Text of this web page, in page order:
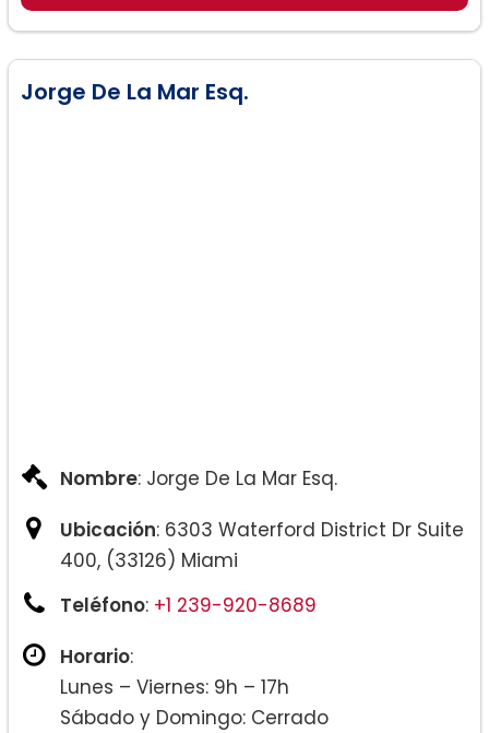
Jorge De La Mar Esq.
Nombre: Jorge De La Mar Esq.
Ubicación: 6303 Waterford District Dr Suite
400, (33126) Miami
Teléfono: +1 239-920-8689
Horario:
Lunes – Viernes: 9h – 17h
Sábado y Domingo: Cerrado